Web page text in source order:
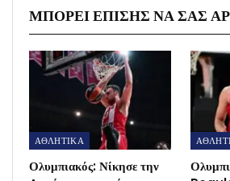
ΜΠΟΡΕΊ ΕΠΊΣΗΣ ΝΑ ΣΑΣ
ΑΘΛΗΤΙΚΑ
Ολυμπιακός: Νίκησε την